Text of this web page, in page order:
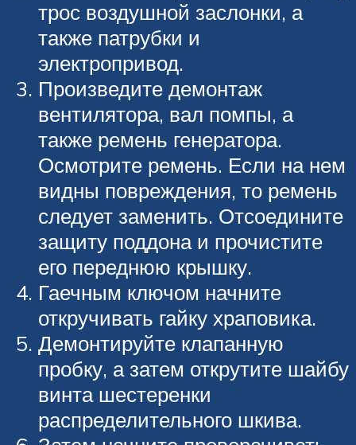
трос воздушной заслонки, а
также патрубки и
электропривод.
Произведите демонтаж
вентилятора, вал помпы, а
также ремень генератора.
Осмотрите ремень. Если на нем
видны повреждения, то ремень
следует заменить. Отсоедините
защиту поддона и прочистите
его переднюю крышку.
Гаечным ключом начните
откручивать гайку храповика.
Демонтируйте клапанную
пробку, а затем открутите шайбу
винта шестеренки
распределительного шкива.